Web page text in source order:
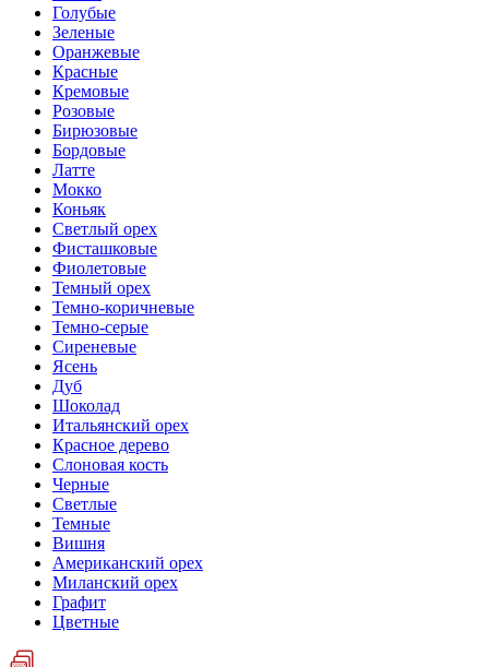
Голубые
Зеленые
Оранжевые
Красные
Кремовые
Розовые
Бирюзовые
Бордовые
Латте
Мокко
Коньяк
Светлый орех
Фисташковые
Фиолетовые
Темный орех
Темно-коричневые
Темно-серые
Сиреневые
Ясень
Дуб
Шоколад
Итальянский орех
Красное дерево
Слоновая кость
Черные
Светлые
Темные
Вишня
Американский орех
Миланский орех
Графит
Цветные